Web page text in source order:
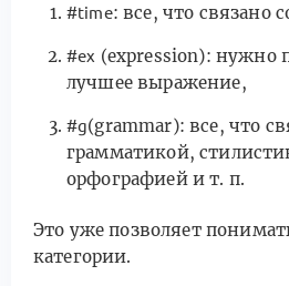
#time: все, что связано
#ex (expression): нужно
лучшее выражение,
#g(grammar): все, что
грамматикой,
орфографией и т. п.
Это уже позволяет
категории.